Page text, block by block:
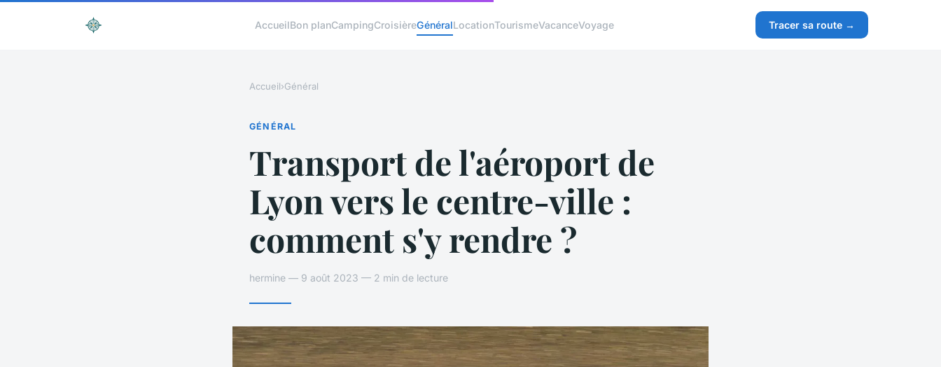
AccueilBon planCampingCroisièreGénéralLocationTourismeVacanceVoyage Tracer sa route →
Accueil›Général
GÉNÉRAL
Transport de l'aéroport de
Lyon vers le centre-ville :
comment s'y rendre ?
hermine — 9 août 2023 — 2 min de lecture